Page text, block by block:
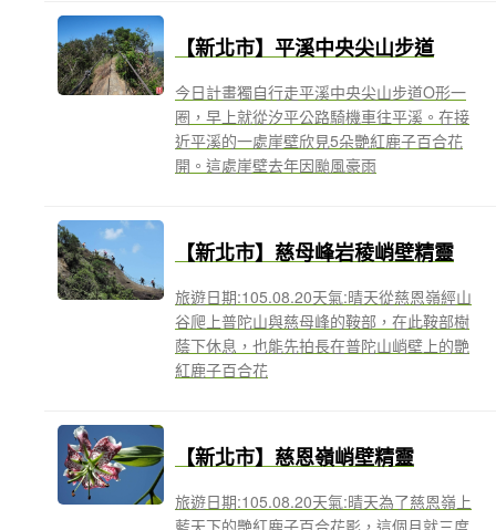
【新北市】平溪中央尖山步道
今日計畫獨自行走平溪中央尖山步道O形一
圈，早上就從汐平公路騎機車往平溪。在接
近平溪的一處崖壁欣見5朵艷紅鹿子百合花
開。這處崖壁去年因颱風豪雨
【新北市】慈母峰岩稜峭壁精靈
旅遊日期:105.08.20天氣:晴天從慈恩嶺經山
谷爬上普陀山與慈母峰的鞍部，在此鞍部樹
蔭下休息，也能先拍長在普陀山峭壁上的艷
紅鹿子百合花
【新北市】慈恩嶺峭壁精靈
旅遊日期:105.08.20天氣:晴天為了慈恩嶺上
藍天下的艷紅鹿子百合花影，這個月就三度